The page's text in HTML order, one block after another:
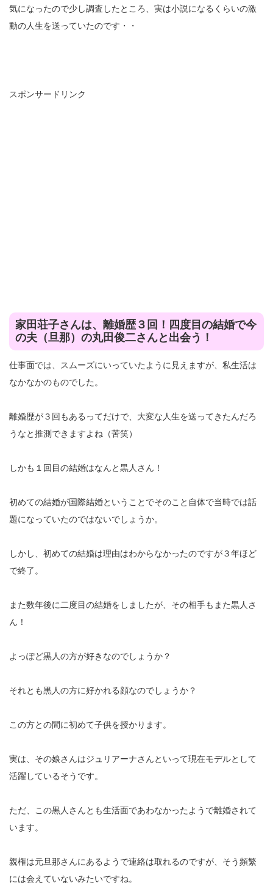
気になったので少し調査したところ、実は小説になるくらいの激
動の人生を送っていたのです・・
スポンサードリンク
家田荘子さんは、離婚歴３回！四度目の結婚で今
の夫（旦那）の丸田俊二さんと出会う！
仕事面では、スムーズにいっていたように見えますが、私生活は
なかなかのものでした。
離婚歴が３回もあるってだけで、大変な人生を送ってきたんだろ
うなと推測できますよね（苦笑）
しかも１回目の結婚はなんと黒人さん！
初めての結婚が国際結婚ということでそのこと自体で当時では話
題になっていたのではないでしょうか。
しかし、初めての結婚は理由はわからなかったのですが３年ほど
で終了。
また数年後に二度目の結婚をしましたが、その相手もまた黒人さ
ん！
よっぽど黒人の方が好きなのでしょうか？
それとも黒人の方に好かれる顔なのでしょうか？
この方との間に初めて子供を授かります。
実は、その娘さんはジュリアーナさんといって現在モデルとして
活躍しているそうです。
ただ、この黒人さんとも生活面であわなかったようで離婚されて
います。
親権は元旦那さんにあるようで連絡は取れるのですが、そう頻繁
には会えていないみたいですね。